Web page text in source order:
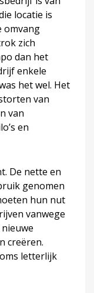
locatie is
omvang
zich
dan het
enkele
het wel. Het
van
van
en
De nette en
genomen
hun nut
vanwege
creëren.
letterlijk